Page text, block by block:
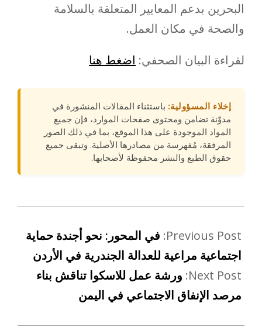
البحرين بدعم المعايير المتعلقة بالسلامة
والصحة في مكان العمل.
لقراءة البيان الصحفي: اضغط هنا
إخلاء المسؤولية: باستثناء المقالات المنشورة في
مدوّنة تضامن ومحتوى صفحات الموارد، فإن جميع
المواد الموجودة على هذا الموقع، بما في ذلك الصور
المرفقة، مُفهرسة من مصادرها الأصلية. وتبقى جميع
حقوق الطبع والنشر محفوظة لأصحابها.
Previous Post: في المحور: نحو أجندة حماية
اجتماعية مراعية للعدالة الجندرية في الأردن
Next Post: ورشة عمل للاسكوا تناقش بناء
مرصد الإنفاق الاجتماعي في اليمن